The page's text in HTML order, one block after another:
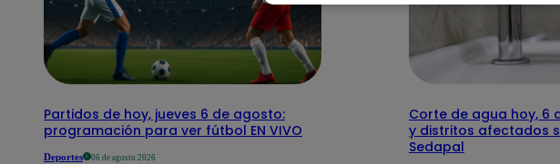
Partidos de hoy, jueves 6 de agosto:
programación para ver fútbol EN VIVO
Deportes 06 de agosto 2026
Corte de agua hoy, 6
y distritos afectados
Sedapal